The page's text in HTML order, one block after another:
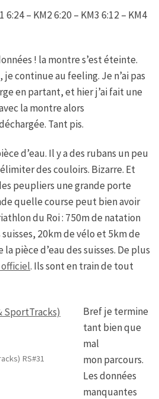
6:24 – KM2 6:20 – KM3 6:12 – KM4
! la montre s’est éteinte.
continue au feeling. Je n’ai pas
en partant, et hier j’ai fait une
la montre alors
Tant pis.
d’eau. Il y a des rubans un peu
des couloirs. Bizarre. Et
peupliers une grande porte
quelle course peut bien avoir
du Roi : 750m de natation
suisses, 20km de vélo et 5km de
pièce d’eau des suisses. De plus
. Ils sont en train de tout
RS#31
Bref je termine
tant bien que
mal
mon parcours.
Les données
manquantes